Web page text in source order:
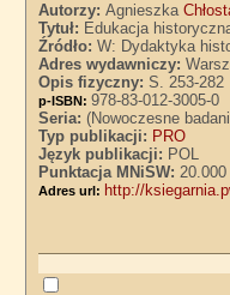
Autorzy:Agnieszka
Tytuł: Edukacja
Źródło:W: Dydaktyka
Adres wydawniczy:
Opis fizyczny:S. 253-282
p-ISBN:978-83-012-3005-0
Seria:(Nowoczesne
Typ publikacji: PRO
Język publikacji: POL
Punktacja MNiSW:20.000
Adres url: http://